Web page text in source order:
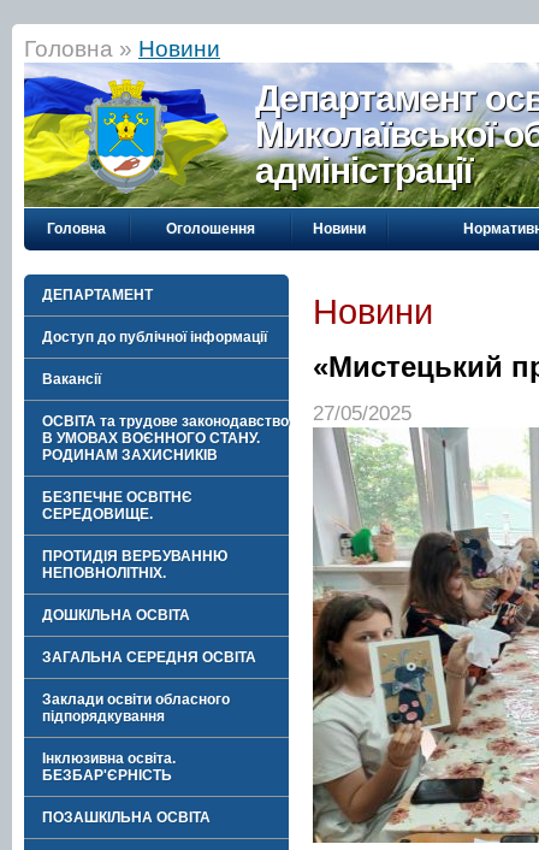
Головна » Новини
Департамент
Миколаївської
адміністрації
Головна Оголошення Новини
ДЕПАРТАМЕНТ
Доступ до публічної інформації
Вакансії
ОСВІТА та трудове законодавство
В УМОВАХ ВОЄННОГО СТАНУ.
РОДИНАМ ЗАХИСНИКІВ
БЕЗПЕЧНЕ ОСВІТНЄ
СЕРЕДОВИЩЕ.
ПРОТИДІЯ ВЕРБУВАННЮ
НЕПОВНОЛІТНІХ.
ДОШКІЛЬНА ОСВІТА
ЗАГАЛЬНА СЕРЕДНЯ ОСВІТА
Заклади освіти обласного
підпорядкування
Інклюзивна освіта.
БЕЗБАР'ЄРНІСТЬ
ПОЗАШКІЛЬНА ОСВІТА
Новини
«Мистецький
27/05/2025